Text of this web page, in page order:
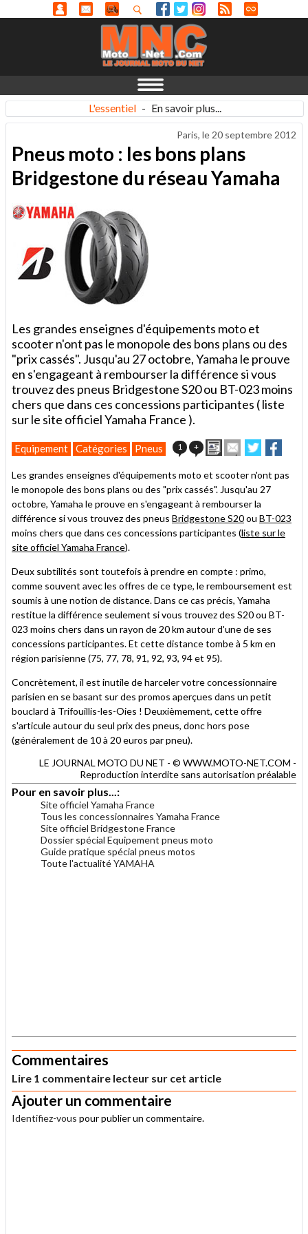
L'essentiel - En savoir plus...
Paris, le 20 septembre 2012
Pneus moto : les bons plans
Bridgestone du réseau Yamaha
Les grandes enseignes d'équipements moto et
scooter n'ont pas le monopole des bons plans ou des
"prix cassés". Jusqu'au 27 octobre, Yamaha le prouve
en s'engageant à rembourser la différence si vous
trouvez des pneus Bridgestone S20 ou BT-023 moins
chers que dans ces concessions participantes ( liste
sur le site officiel Yamaha France ).
Equipement Catégories Pneus 1 + ImprimerEnvoyer
cet
à
un
ami
Partager
sur
sur
Les grandes enseignes d'équipements moto et scooter n'ont pas
le monopole des bons plans ou des "prix cassés". Jusqu'au 27
octobre, Yamaha le prouve en s'engageant à rembourser la
différence si vous trouvez des pneus Bridgestone S20ou BT-023
moins chers que dans ces concessions participantes (liste sur le
site officiel Yamaha France).
Deux subtilités sont toutefois à prendre en compte : primo,
comme souvent avec les offres de ce type, le remboursement est
soumis à une notion de distance. Dans ce cas précis, Yamaha
restitue la différence seulement si vous trouvez des S20 ou BT-
023 moins chers dans un rayon de 20 km autour d'une de ses
concessions participantes. Et cette distance tombe à 5 km en
région parisienne (75, 77, 78, 91, 92, 93, 94 et 95).
Concrètement, il est inutile de harceler votre concessionnaire
parisien en se basant sur des promos aperçues dans un petit
bouclard à Trifouillis-les-Oies ! Deuxièmement, cette offre
s'articule autour du seul prix des pneus, donc hors pose
(généralement de 10 à 20 euros par pneu).
LE JOURNAL MOTO DU NET - © WWW.MOTO-NET.COM -
Reproduction interdite sans autorisation préalable
Pour en savoir plus...:
Site officiel Yamaha France
Tous les concessionnaires Yamaha France
Site officiel Bridgestone France
Dossier spécial Equipement pneus moto
Guide pratique spécial pneus motos
Toute l'actualité YAMAHA
Commentaires
Lire 1 commentaire lecteur sur cet article
Ajouter un commentaire
Identifiez-vous pour publier un commentaire.